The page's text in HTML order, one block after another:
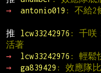
→
antonio019 : 不給2
推
lcw33242976 : 千咲
活著
→
lcw33242976 : 輕鬆
→
ga839429 : 效應隊